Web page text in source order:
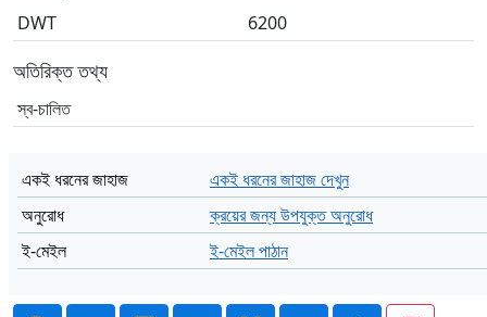
DWT 6200
অতিরিক্ত তথ্য
স্ব-চালিত
একই ধরনের জাহাজ
একই ধরনের জাহাজ দেখুন
অনুরোধ
ক্রয়ের জন্য উপযুক্ত অনুরোধ
ই-মেইল
ই-মেইল পাঠান